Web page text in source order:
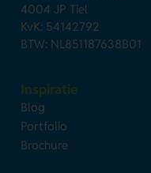
4004 JP Tiel
KvK: 54142792
BTW: NL851187638B01
Inspiratie
Blog
Portfolio
Brochure